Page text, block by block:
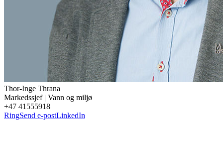
Thor-Inge Thrana
Markedssjef | Vann og miljø
+47 41555918
RingSend e-postLinkedIn